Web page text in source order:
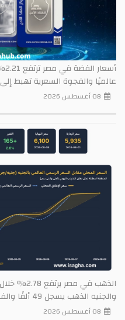
عالميًا والفجوة السعرية تهبط إلى 34 قرشًا
08 أغسطس 2026
والجنيه الذهب يسجل 49 ألفًا والفجوة السعرية تتراجع لأقل من جنيه
08 أغسطس 2026